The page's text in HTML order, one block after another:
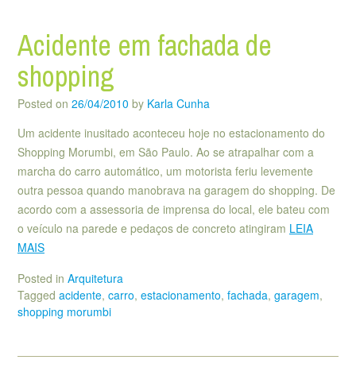
Acidente em fachada de
shopping
Posted on 26/04/2010 by Karla Cunha
Um acidente inusitado aconteceu hoje no estacionamento do
Shopping Morumbi, em São Paulo. Ao se atrapalhar com a
marcha do carro automático, um motorista feriu levemente
outra pessoa quando manobrava na garagem do shopping. De
acordo com a assessoria de imprensa do local, ele bateu com
o veículo na parede e pedaços de concreto atingiram LEIA
MAIS
Posted in Arquitetura
Tagged acidente, carro, estacionamento, fachada, garagem,
shopping morumbi